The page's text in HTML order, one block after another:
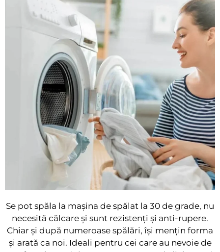
Se pot spăla la mașina de spălat la 30 de grade, nu
necesită călcare și sunt rezistenți și anti-rupere.
Chiar și după numeroase spălări, își mențin forma
și arată ca noi. Ideali pentru cei care au nevoie de